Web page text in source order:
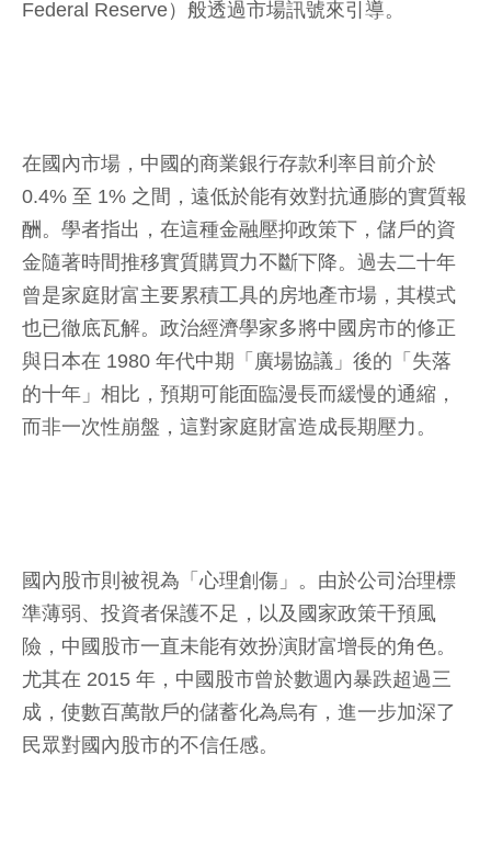
Federal Reserve）般透過市場訊號來引導。
在國內市場，中國的商業銀行存款利率目前介於
0.4% 至 1% 之間，遠低於能有效對抗通膨的實質報
酬。學者指出，在這種金融壓抑政策下，儲戶的資
金隨著時間推移實質購買力不斷下降。過去二十年
曾是家庭財富主要累積工具的房地產市場，其模式
也已徹底瓦解。政治經濟學家多將中國房市的修正
與日本在 1980 年代中期「廣場協議」後的「失落
的十年」相比，預期可能面臨漫長而緩慢的通縮，
而非一次性崩盤，這對家庭財富造成長期壓力。
國內股市則被視為「心理創傷」。由於公司治理標
準薄弱、投資者保護不足，以及國家政策干預風
險，中國股市一直未能有效扮演財富增長的角色。
尤其在 2015 年，中國股市曾於數週內暴跌超過三
成，使數百萬散戶的儲蓄化為烏有，進一步加深了
民眾對國內股市的不信任感。